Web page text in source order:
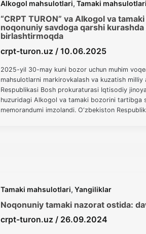
Alkogol mahsulotlari,Tamaki mahsulotlari
“CRPT TURON” va Alkogol va
noqonuniy savdoga qarshi kurashda
birlashtirmoqda
crpt-turon.uz /10.06.2025
2025-yil 30-may kuni bozor uchun muhim
mahsulotlarni markirovkalash va kuzatish
Respublikasi Bosh prokuraturasi Iqtisodiy
huzuridagi Alkogol va tamaki bozorini tartibga
memorandumi imzolandi. O‘zbekiston
Tamaki mahsulotlari,Yangiliklar
Noqonuniy tamaki nazorat ostida:
crpt-turon.uz/ 26.09.2024